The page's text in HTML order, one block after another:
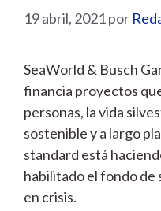
19 abril, 2021por
SeaWorld & Busch
financia proyectos
personas, la vida
sostenible y a largo
standard está
habilitado el fondo de
en crisis.